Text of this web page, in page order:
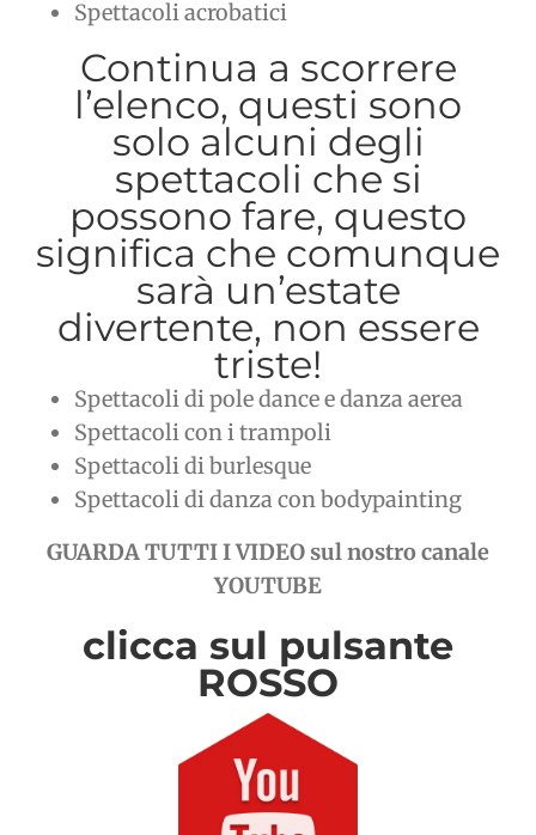
Spettacoli acrobatici
Continua a scorrere
l’elenco, questi sono
solo alcuni degli
spettacoli che si
possono fare, questo
significa che comunque
sarà un’estate
divertente, non essere
triste!
Spettacoli di pole dance e danza aerea
Spettacoli con i trampoli
Spettacoli di burlesque
Spettacoli di danza con bodypainting
GUARDA TUTTI I VIDEO sul nostro canale
YOUTUBE
clicca sul pulsante
ROSSO